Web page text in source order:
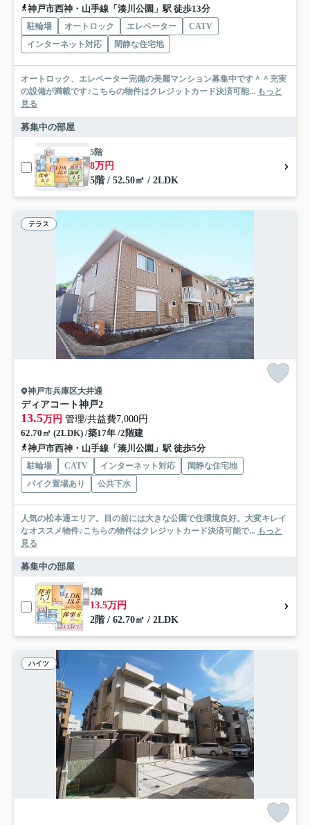
神戸市西神・山手線「湊川公園」駅 徒歩13分
駐輪場 オートロック エレベーター
CATV
インターネット対応
閑静な住宅地
オートロック、エレベーター完備の美麗マンション募集中です＾＾充実
の設備が満載です♪こちらの物件はクレジットカード決済可能... もっと
見る
募集中の部屋
5階
8万円
5階 / 52.50㎡ / 2LDK
テラス
神戸市兵庫区大井通
ディアコート神戸2
13.5万円 管理/共益費7,000円
62.70㎡ (2LDK) /築17年 /2階建
神戸市西神・山手線「湊川公園」駅 徒歩5分
駐輪場 CATV インターネット対応
閑静な住宅地
バイク置場あり
公共下水
人気の松本通エリア。目の前には大きな公園で住環境良好。大変キレイ
なオススメ物件♪こちらの物件はクレジットカード決済可能で... もっと
見る
募集中の部屋
2階
13.5万円
2階 / 62.70㎡ / 2LDK
ハイツ